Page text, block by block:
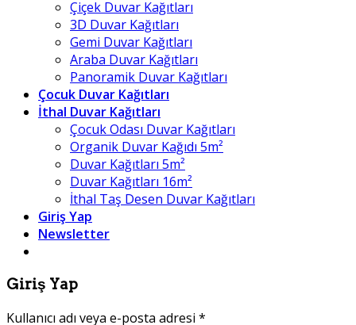
Çiçek Duvar Kağıtları
3D Duvar Kağıtları
Gemi Duvar Kağıtları
Araba Duvar Kağıtları
Panoramik Duvar Kağıtları
Çocuk Duvar Kağıtları
İthal Duvar Kağıtları
Çocuk Odası Duvar Kağıtları
Organik Duvar Kağıdı 5m²
Duvar Kağıtları 5m²
Duvar Kağıtları 16m²
İthal Taş Desen Duvar Kağıtları
Giriş Yap
Newsletter
Giriş Yap
Kullanıcı adı veya e-posta adresi *